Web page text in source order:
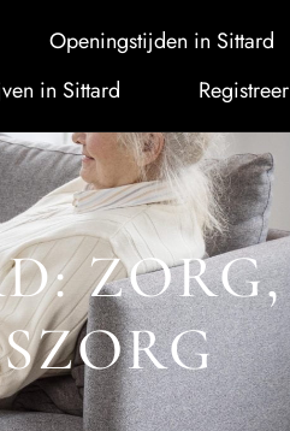
Openingstijden in Sittard
in Sittard
Registreer
ZORG,